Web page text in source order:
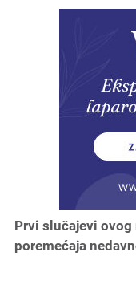
Prvi slučajevi
poremećaja